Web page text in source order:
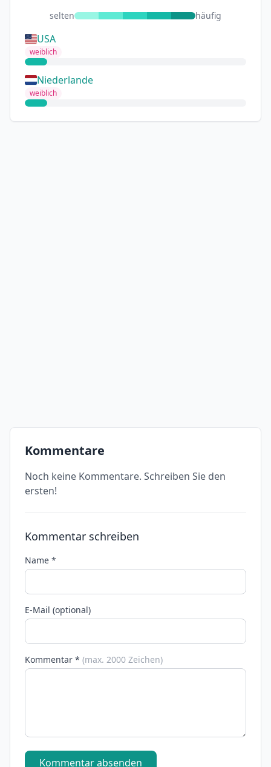
selten häufig
USA
weiblich
Niederlande
weiblich
Kommentare
Noch keine Kommentare. Schreiben Sie den
ersten!
Kommentar schreiben
Name *
E-Mail (optional)
Kommentar * (max. 2000 Zeichen)
Kommentar absenden